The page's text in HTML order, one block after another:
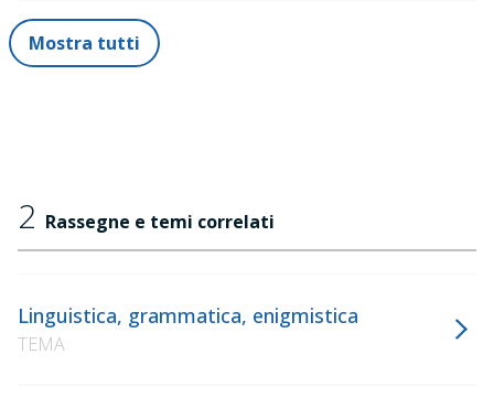
Mostra tutti
2 Rassegne e temi correlati
Linguistica, grammatica, enigmistica
TEMA